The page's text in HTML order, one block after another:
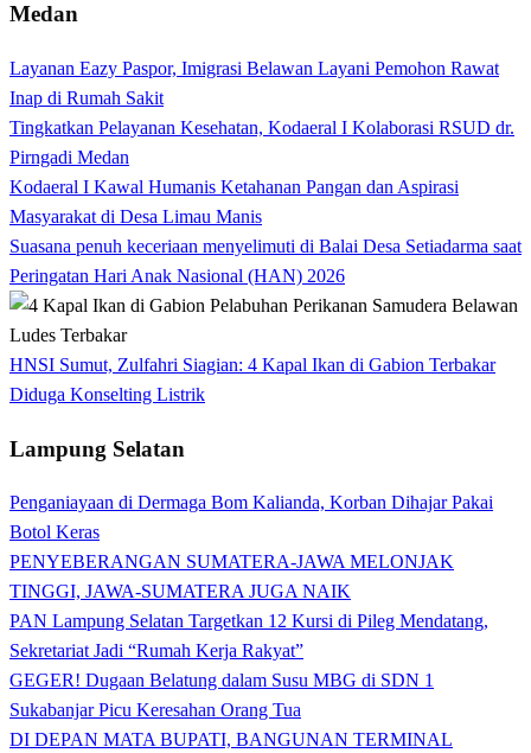
Medan
Layanan Eazy Paspor, Imigrasi Belawan Layani Pemohon Rawat
Inap di Rumah Sakit
Tingkatkan Pelayanan Kesehatan, Kodaeral I Kolaborasi RSUD dr.
Pirngadi Medan‎
Kodaeral I Kawal Humanis Ketahanan Pangan dan Aspirasi
Masyarakat di Desa Limau Manis
Suasana penuh keceriaan menyelimuti di Balai Desa Setiadarma saat
Peringatan Hari Anak Nasional (HAN) 2026
HNSI Sumut, Zulfahri Siagian: 4 Kapal Ikan di Gabion Terbakar
Diduga Konselting Listrik
Lampung Selatan
Penganiayaan di Dermaga Bom Kalianda, Korban Dihajar Pakai
Botol Keras
PENYEBERANGAN SUMATERA-JAWA MELONJAK
TINGGI, JAWA-SUMATERA JUGA NAIK
PAN Lampung Selatan Targetkan 12 Kursi di Pileg Mendatang,
Sekretariat Jadi “Rumah Kerja Rakyat”
GEGER! Dugaan Belatung dalam Susu MBG di SDN 1
Sukabanjar Picu Keresahan Orang Tua
DI DEPAN MATA BUPATI, BANGUNAN TERMINAL